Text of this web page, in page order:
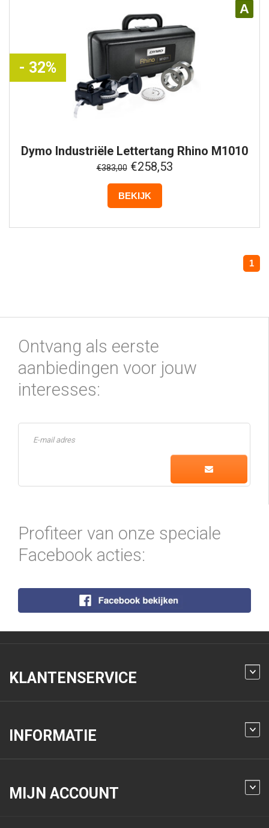
A
- 32%
Dymo Industriële Lettertang Rhino M1010
€383,00€258,53
BEKIJK
1
Ontvang als eerste
aanbiedingen voor jouw
interesses:
Profiteer van onze speciale
Facebook acties:
KLANTENSERVICE
INFORMATIE
MIJN ACCOUNT